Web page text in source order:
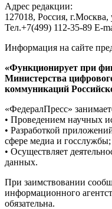
Адрес редакции:
127018, Россия, г.Москва,
Тел.+7(499) 112-35-89 E-
Информация на сайте
«Функционирует при
Министерства
коммуникаций
«ФедералПресс»
• Проведением научных
• Разработкой
сфере медиа и госслужбы;
• Осуществляет
данных.
При заимствовании
информационного
обязательна.